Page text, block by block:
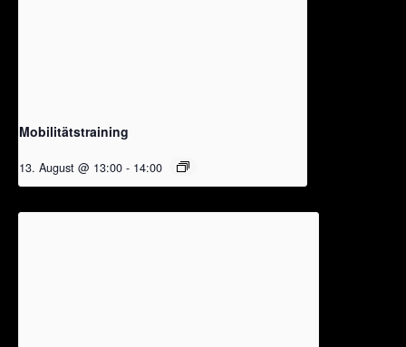
Mobilitätstraining
13. August @ 13:00 - 14:00